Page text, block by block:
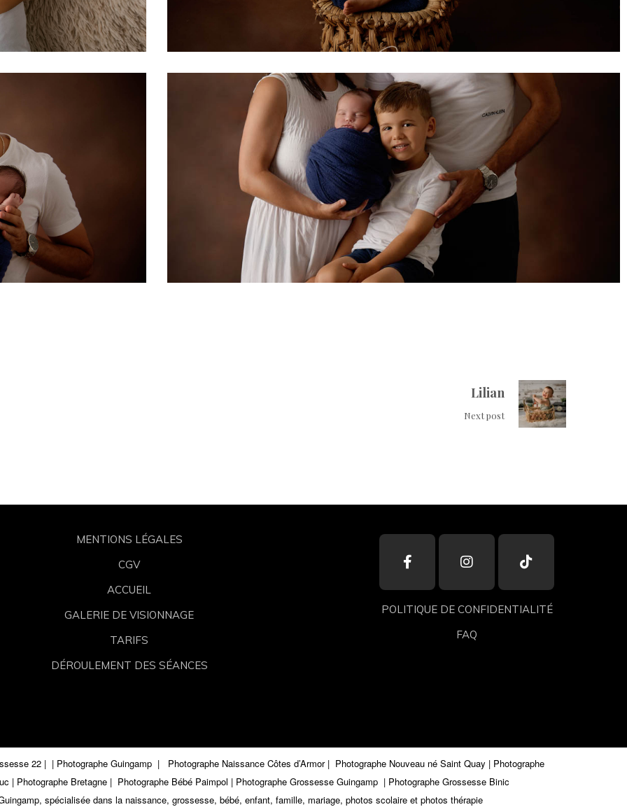
Lilian
Next post
MENTIONS LÉGALES
CGV
ACCUEIL
GALERIE DE VISIONNAGE
TARIFS
DÉROULEMENT DES SÉANCES
POLITIQUE DE CONFIDENTIALITÉ
FAQ
22 | | Photographe Guingamp |
Photographe Naissance Côtes d’Armor | Photographe Nouveau né Saint Quay | Photographe
| Photographe Bretagne | Photographe Bébé Paimpol | Photographe Grossesse Guingamp | Photographe Grossesse Binic
spécialisée dans la naissance, grossesse, bébé, enfant, famille, mariage, photos scolaire et photos thérapie